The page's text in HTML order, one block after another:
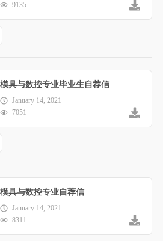
9135
模具与数控专业毕业生自荐信
January 14, 2021
7051
模具与数控专业自荐信
January 14, 2021
8311